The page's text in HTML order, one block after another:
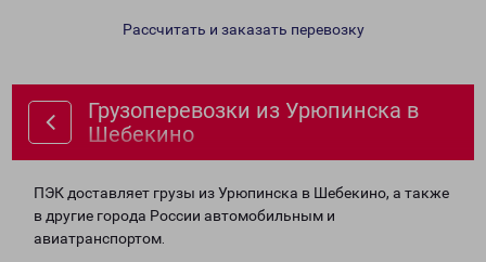
Рассчитать и заказать перевозку
Грузоперевозки из Урюпинска в
Шебекино
ПЭК доставляет грузы из Урюпинска в Шебекино, а также
в другие города России автомобильным и
авиатранспортом.